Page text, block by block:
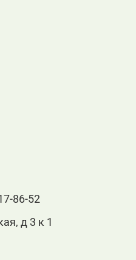
86-52
д 3 к 1